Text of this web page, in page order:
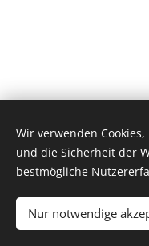
© 2026 by Dr.
All rights
Wir verwenden
und die Sicherheit der
bestmögliche
Nur notwendige